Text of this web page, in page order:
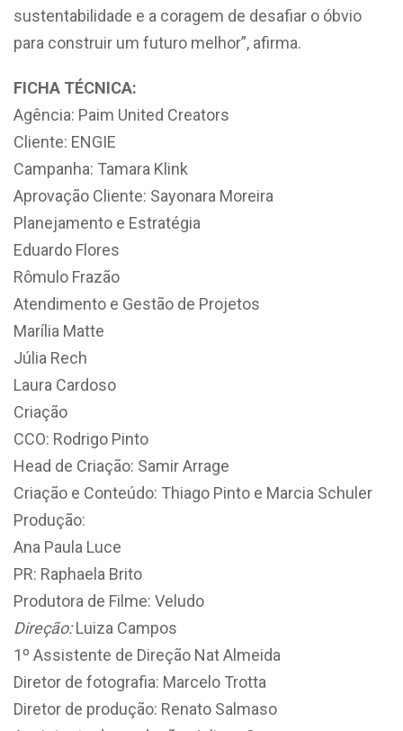
sustentabilidade e a coragem de desafiar o óbvio
para construir um futuro melhor”, afirma.
FICHA TÉCNICA:
Agência: Paim United Creators
Cliente: ENGIE
Campanha: Tamara Klink
Aprovação Cliente: Sayonara Moreira
Planejamento e Estratégia
Eduardo Flores
Rômulo Frazão
Atendimento e Gestão de Projetos
Marília Matte
Júlia Rech
Laura Cardoso
Criação
CCO: Rodrigo Pinto
Head de Criação: Samir Arrage
Criação e Conteúdo: Thiago Pinto e Marcia Schuler
Produção:
Ana Paula Luce
PR: Raphaela Brito
Produtora de Filme: Veludo
Direção:Luiza Campos
1º Assistente de Direção Nat Almeida
Diretor de fotografia: Marcelo Trotta
Diretor de produção: Renato Salmaso